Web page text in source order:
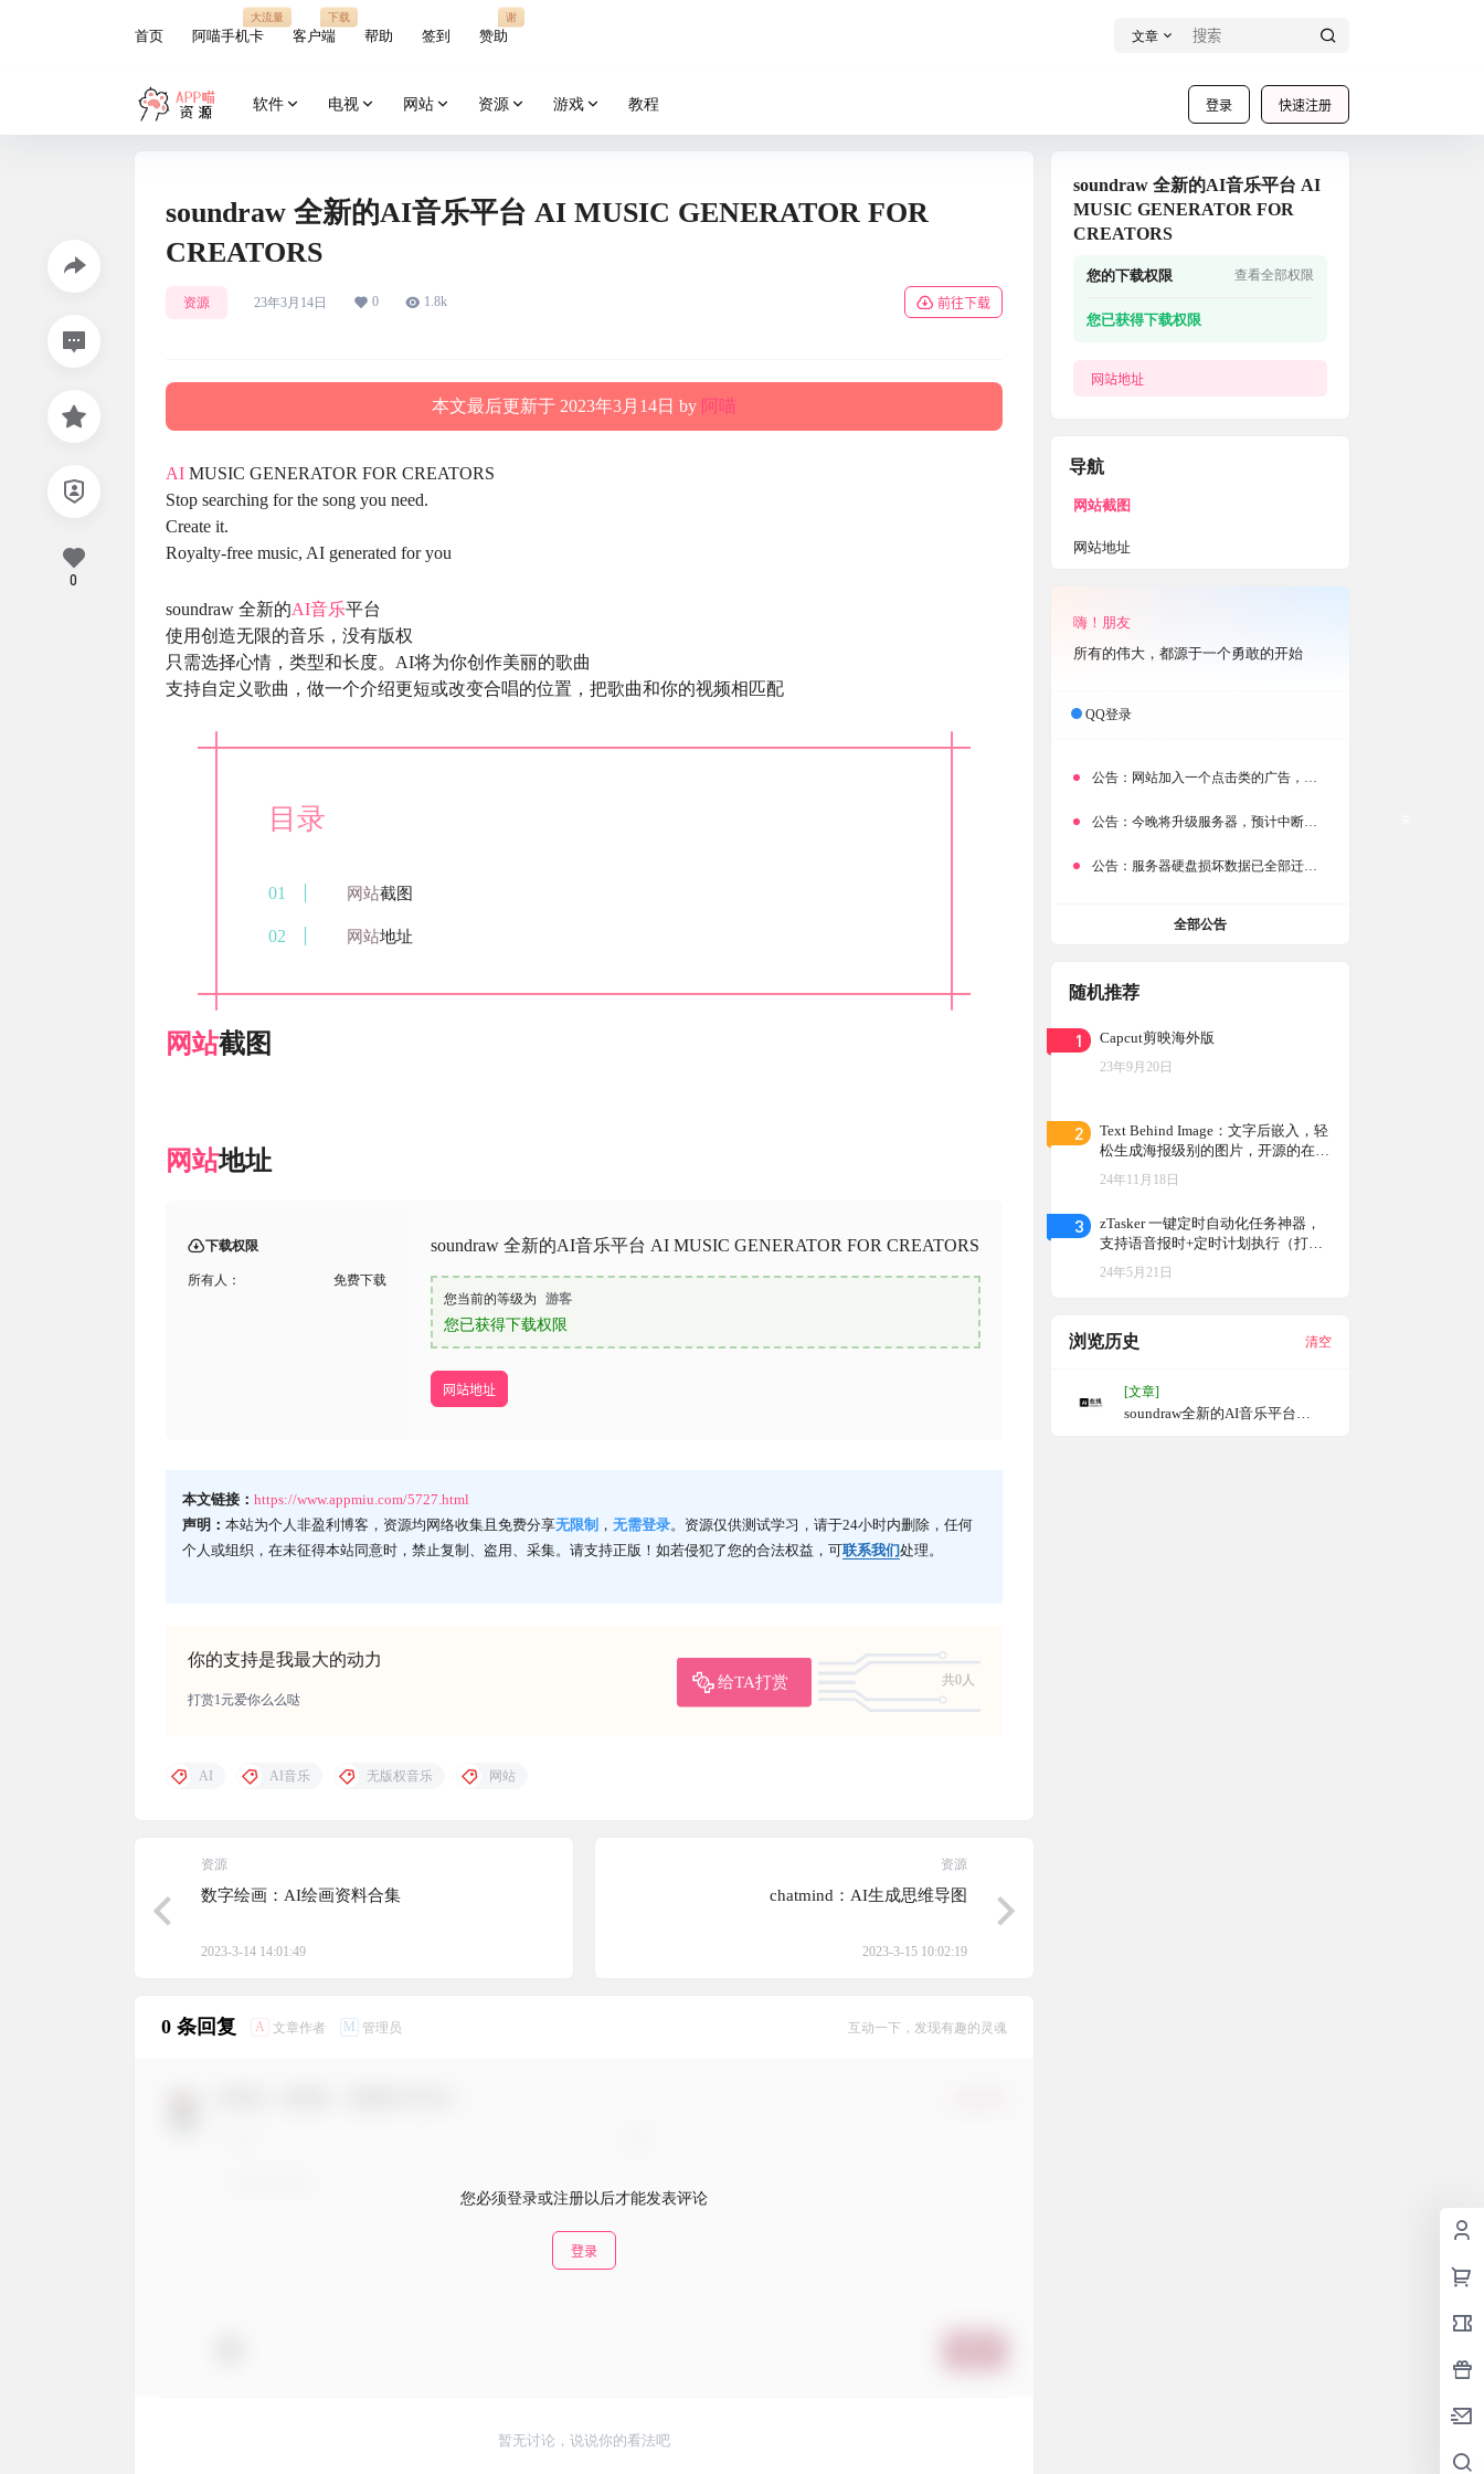
首页 阿喵手机卡
大流量
客户端
下载
帮助 签到 赞助
谢
文章
登录 快速注册
软件 电视 网站 资源 游戏 教程
soundraw 全新的AI音乐平台 AI MUSIC GENERATOR FOR
CREATORS
资源 23年3月14日 0 1.8k 前往下载
本文最后更新于 2023年3月14日 by 阿喵
AI MUSIC GENERATOR FOR CREATORS
Stop searching for the song you need.
Create it.
Royalty-free music, AI generated for you
soundraw 全新的AI音乐平台
使用创造无限的音乐，没有版权
只需选择心情，类型和长度。AI将为你创作美丽的歌曲
支持自定义歌曲，做一个介绍更短或改变合唱的位置，把歌曲和你的视频相匹配
目录
网站截图
网站地址
网站截图
网站地址
下载权限
所有人： 免费下载
soundraw 全新的AI音乐平台 AI MUSIC GENERATOR FOR CREATORS
您当前的等级为 游客
您已获得下载权限
网站地址
本文链接： https://www.appmiu.com/5727.html
声明： 本站为个人非盈利博客，资源均网络收集且免费分享无限制 ， 无需登录。资源仅供测试学习，请于24小时内删除，任何
个人或组织，在未征得本站同意时，禁止复制、盗用、采集。请支持正版！如若侵犯了您的合法权益，可联系我们处理。
你的支持是我最大的动力
给TA打赏
共0人
打赏1元爱你么么哒
0
AI AI音乐 无版权音乐 网站
资源
数字绘画：AI绘画资料合集
2023-3-14 14:01:49
资源
chatmind：AI生成思维导图
2023-3-15 10:02:19
0 条回复 A 文章作者 M 管理员 互动一下，发现有趣的灵魂
您必须登录或注册以后才能发表评论
登录
暂无讨论，说说你的看法吧
soundraw 全新的AI音乐平台 AI
MUSIC GENERATOR FOR
CREATORS
您的下载权限 查看全部权限
您已获得下载权限
网站地址
导航
网站截图
网站地址
嗨！朋友
所有的伟大，都源于一个勇敢的开始
QQ登录
公告： 网站加入一个点击类的广告，大家点击下载按钮需要注意
公告： 今晚将升级服务器，预计中断时常为1分钟
公告： 服务器硬盘损坏数据已全部迁移备份，网站恢复完成！
全部公告
随机推荐
1 Capcut剪映海外版
23年9月20日
2
Text Behind Image：文字后嵌入，轻
松生成海报级别的图片，开源的在线
图像处理工具，只需上传图片，然后
通过AI处理添加文字，就能快速将文
24年11月18日
3
zTasker 一键定时自动化任务神器，
支持语音报时+定时计划执行（打工
人必备）
24年5月21日
浏览历史 清空
[文章]
soundraw全新的AI音乐平台